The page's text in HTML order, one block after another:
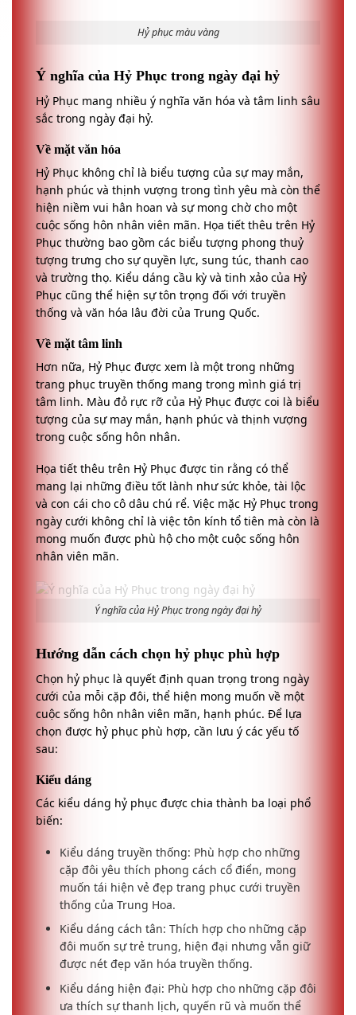
Hỷ phục màu vàng
Ý nghĩa của Hỷ Phục trong ngày đại hỷ
Hỷ Phục mang nhiều ý nghĩa văn hóa và tâm linh sâu
sắc trong ngày đại hỷ.
Về mặt văn hóa
Hỷ Phục không chỉ là biểu tượng của sự may mắn,
hạnh phúc và thịnh vượng trong tình yêu mà còn thể
hiện niềm vui hân hoan và sự mong chờ cho một
cuộc sống hôn nhân viên mãn. Họa tiết thêu trên Hỷ
Phục thường bao gồm các biểu tượng phong thuỷ
tượng trưng cho sự quyền lực, sung túc, thanh cao
và trường thọ. Kiểu dáng cầu kỳ và tinh xảo của Hỷ
Phục cũng thể hiện sự tôn trọng đối với truyền
thống và văn hóa lâu đời của Trung Quốc.
Về mặt tâm linh
Hơn nữa, Hỷ Phục được xem là một trong những
trang phục truyền thống mang trong mình giá trị
tâm linh. Màu đỏ rực rỡ của Hỷ Phục được coi là biểu
tượng của sự may mắn, hạnh phúc và thịnh vượng
trong cuộc sống hôn nhân.
Họa tiết thêu trên Hỷ Phục được tin rằng có thể
mang lại những điều tốt lành như sức khỏe, tài lộc
và con cái cho cô dâu chú rể. Việc mặc Hỷ Phục trong
ngày cưới không chỉ là việc tôn kính tổ tiên mà còn là
mong muốn được phù hộ cho một cuộc sống hôn
nhân viên mãn.
Ý nghĩa của Hỷ Phục trong ngày đại hỷ
Hướng dẫn cách chọn hỷ phục phù hợp
Chọn hỷ phục là quyết định quan trọng trong ngày
cưới của mỗi cặp đôi, thể hiện mong muốn về một
cuộc sống hôn nhân viên mãn, hạnh phúc. Để lựa
chọn được hỷ phục phù hợp, cần lưu ý các yếu tố
sau:
Kiểu dáng
Các kiểu dáng hỷ phục được chia thành ba loại phổ
biến:
Kiểu dáng truyền thống: Phù hợp cho những
cặp đôi yêu thích phong cách cổ điển, mong
muốn tái hiện vẻ đẹp trang phục cưới truyền
thống của Trung Hoa.
Kiểu dáng cách tân: Thích hợp cho những cặp
đôi muốn sự trẻ trung, hiện đại nhưng vẫn giữ
được nét đẹp văn hóa truyền thống.
Kiểu dáng hiện đại: Phù hợp cho những cặp đôi
ưa thích sự thanh lịch, quyến rũ và muốn thể